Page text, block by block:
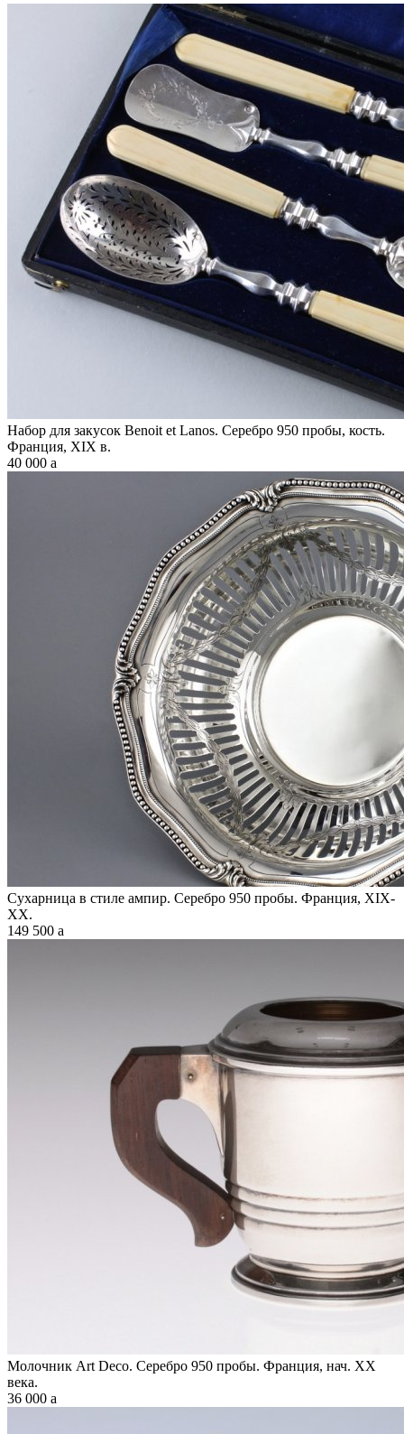
Набор для закусок Benoit et Lanos. Серебро 950 пробы, кость.
Франция, XIX в.
40 000 a
Сухарница в стиле ампир. Серебро 950 пробы. Франция, XIX-
XX.
149 500 a
Молочник Art Deco. Серебро 950 пробы. Франция, нач. XX
века.
36 000 a